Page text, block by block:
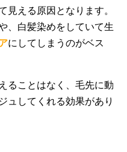
見える原因となります。
、白髪染めをしていて生
にしてしまうのがベス
ることはなく、毛先に動
ュしてくれる効果があり